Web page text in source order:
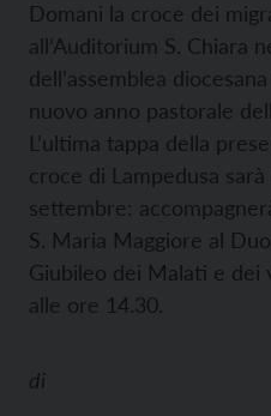
Domani la croce dei
all’Auditorium S. Chiara
dell’assemblea
nuovo anno pastorale
L’ultima tappa della
croce di Lampedusa
settembre:
S. Maria Maggiore al
Giubileo dei Malati e dei
alle ore 14.30.
di